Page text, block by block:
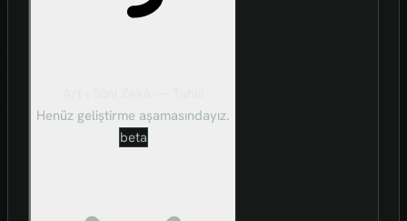
Henüz geliştirme aşamasındayız.
beta